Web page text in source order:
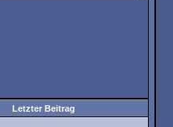
Letzter Beitrag